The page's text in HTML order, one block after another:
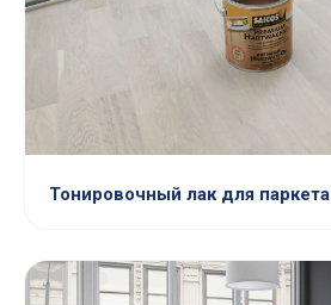
Тонировочный лак для паркета